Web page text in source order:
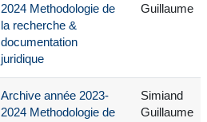
2024 Methodologie de
la recherche &
documentation
juridique
Guillaume
Archive année 2023-
2024 Methodologie de
Simiand
Guillaume